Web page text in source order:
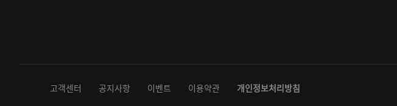
고객센터 공지사항 이벤트 이용약관 개인정보처리방침